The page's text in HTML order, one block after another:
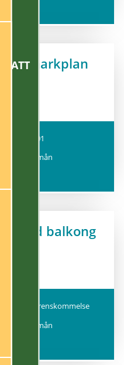
i markplan
2026-10-01
6 115 kr/mån
med balkong
Efter överenskommelse
6 627 kr/mån